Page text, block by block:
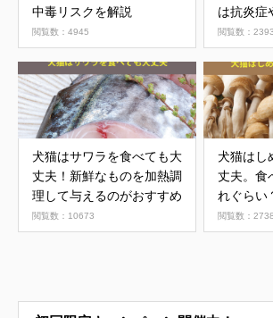
中毒リスクを解説
閲覧数：4945
は抗炎症
果も
閲覧数：2393
犬猫はサワラを食べても大
丈夫！新鮮なものを加熱調
理して与えるのがおすすめ
閲覧数：10673
犬猫はし
丈夫。食
れぐらい
NG。注
閲覧数：2738